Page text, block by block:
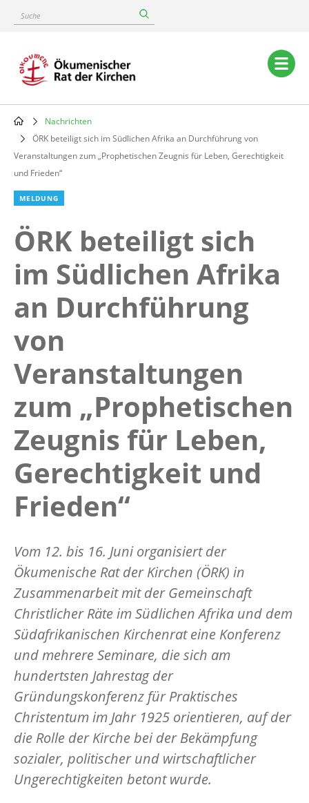
content
Suche
Main
navigation
Breadcrumb
Nachrichten
ÖRK beteiligt sich im Südlichen Afrika an Durchführung von
Veranstaltungen zum „Prophetischen Zeugnis für Leben, Gerechtigkeit
und Frieden“
MELDUNG
ÖRK beteiligt sich
im Südlichen Afrika
an Durchführung
von
Veranstaltungen
zum „Prophetischen
Zeugnis für Leben,
Gerechtigkeit und
Frieden“
Vom 12. bis 16. Juni organisiert der
Ökumenische Rat der Kirchen (ÖRK) in
Zusammenarbeit mit der Gemeinschaft
Christlicher Räte im Südlichen Afrika und dem
Südafrikanischen Kirchenrat eine Konferenz
und mehrere Seminare, die sich am
hundertsten Jahrestag der
Gründungskonferenz für Praktisches
Christentum im Jahr 1925 orientieren, auf der
die Rolle der Kirche bei der Bekämpfung
sozialer, politischer und wirtschaftlicher
Ungerechtigkeiten betont wurde.